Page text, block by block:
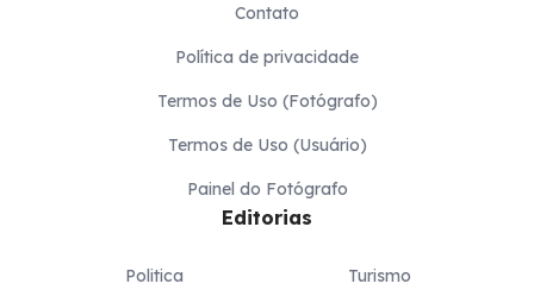
Contato
Política de privacidade
Termos de Uso (Fotógrafo)
Termos de Uso (Usuário)
Painel do Fotógrafo
Editorias
Politica Turismo